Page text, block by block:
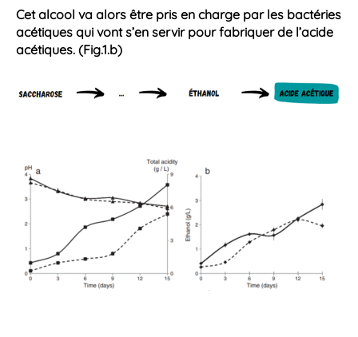
Cetalcool va alors être pris en charge par les bactéries
acétiques qui vont s’en servir pour fabriquer de l’acide
acétiques. (Fig.1.b)